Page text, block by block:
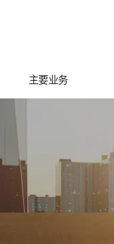
主要业务